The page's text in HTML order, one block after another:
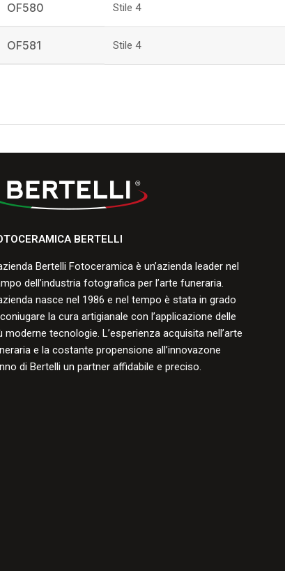
OF580 Stile 4
OF581 Stile 4
BERTELLI
Bertelli Fotoceramica è un’azienda leader nel
dell’industria fotografica per l’arte funeraria.
nasce nel 1986 e nel tempo è stata in grado
la cura artigianale con l’applicazione delle
moderne tecnologie. L’esperienza acquisita nell’arte
e la costante propensione all’innovazone
di Bertelli un partner affidabile e preciso.